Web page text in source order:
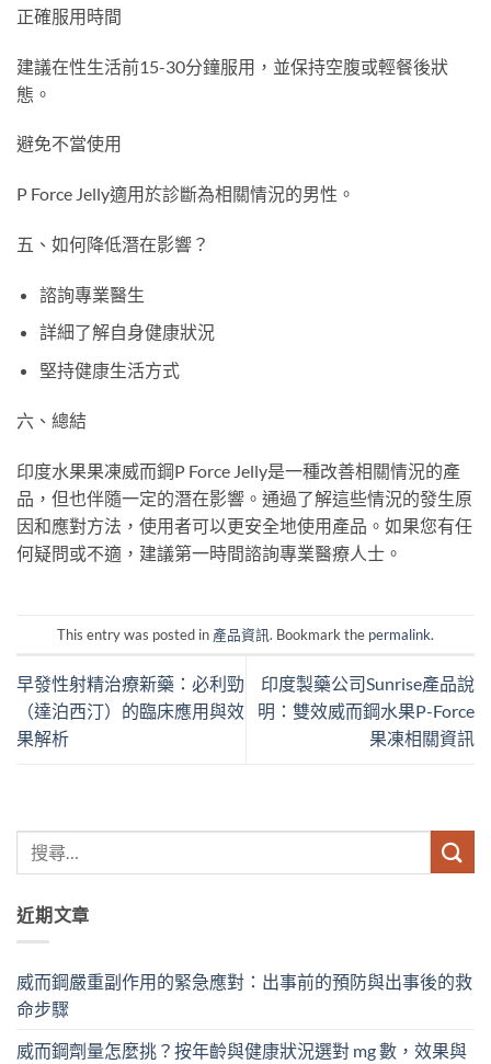
正確服用時間
建議在性生活前15-30分鐘服用，並保持空腹或輕餐後狀
態。
避免不當使用
P Force Jelly適用於診斷為相關情況的男性。
五、如何降低潛在影響？
諮詢專業醫生
詳細了解自身健康狀況
堅持健康生活方式
六、總結
印度水果果凍威而鋼P Force Jelly是一種改善相關情況的產
品，但也伴隨一定的潛在影響。通過了解這些情況的發生原
因和應對方法，使用者可以更安全地使用產品。如果您有任
何疑問或不適，建議第一時間諮詢專業醫療人士。
This entry was posted in 產品資訊. Bookmark the permalink.
早發性射精治療新藥：必利勁
（達泊西汀）的臨床應用與效
果解析
印度製藥公司Sunrise產品說
明：雙效威而鋼水果P-Force
果凍相關資訊
近期文章
威而鋼嚴重副作用的緊急應對：出事前的預防與出事後的救
命步驟
威而鋼劑量怎麼挑？按年齡與健康狀況選對 mg 數，效果與